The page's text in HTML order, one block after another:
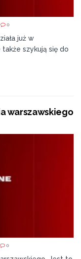
0
już w
szykują się do
warszawskiego
0